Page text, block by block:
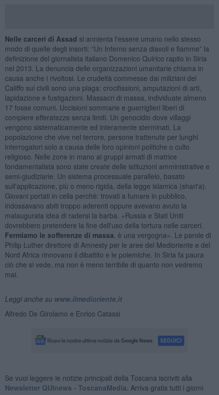
Nelle carceri di Assad si annienta l'essere umano nello stesso
modo di quelle degli insorti: “Un Inferno senza diavoli e fiamme” la
definizione del giornalista italiano Domenico Quirico rapito in Siria
nel 2013. La denuncia delle organizzazioni umanitarie chiama in
causa anche i rivoltosi. Le crudeltà commesse dai miliziani del
Califfo sui civili sono una piaga: crocifissioni, amputazioni di arti,
lapidazione e fustigazioni. Massacri di massa, individuate almeno
17 fosse comuni. Uccisioni sommarie e guerriglieri liberi di
compiere efferatezze senza limiti. Un genocidio dove villaggi
vengono sistematicamente ed interamente sterminati. La
popolazione che vive nel terrore, persone trattenute per lunghi
interrogatori solo a causa delle loro opinioni politiche o culto
religioso. Nelle zone in mano ai gruppi armati di matrice
fondamentalista sono state create delle istituzioni amministrative e
semi-giudiziarie. Un sistema processuale parallelo, basato
sull'applicazione, più o meno rigida, della legge islamica (shari'a).
Giovani portati in cella perchè: trovati a fumare in pubblico,
indossavano abiti troppo aderenti oppure avevano avuto la
malaugurata idea di radersi la barba. «Russia e Stati Uniti
dovrebbero pretendere la fine dell'uso della tortura nelle carceri.
Fermiamo le sofferenze di massa , è una vergogna». Le parole di
Philip Luther direttore di Amnesty per le aree del Medioriente e del
Nord Africa rinnovano il dibattito e le polemiche. In Siria fa paura
ciò che si vede, ma non è meno terribile di quanto non vedremo
mai.
Leggi anche su www.ilmedioriente.it
Alfredo De Girolamo e Enrico Catassi
Se vuoi leggere le notizie principali della Toscana iscriviti alla
Newsletter QUInews - ToscanaMedia. Arriva gratis tutti i giorni